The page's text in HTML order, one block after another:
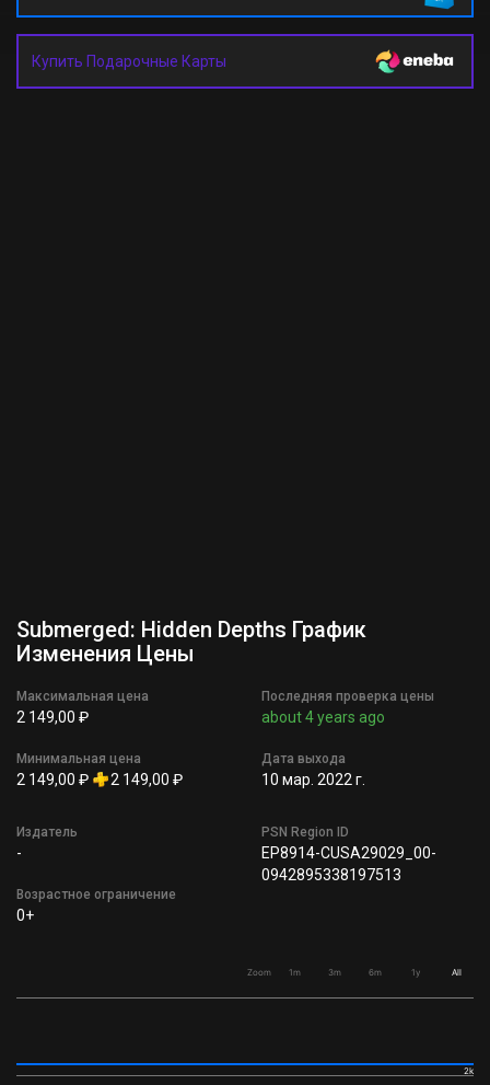
Купить Подарочные Карты
Submerged: Hidden Depths График
Изменения Цены
Максимальная цена
2 149,00 ₽
Минимальная цена
2 149,00 ₽ 2 149,00 ₽
Последняя проверка цены
about 4 years ago
Дата выхода
10 мар. 2022 г.
Издатель
-
Возрастное ограничение
0+
PSN Region ID
EP8914-CUSA29029_00-
0942895338197513
Zoom 1m 3m 6m 1y All
2k